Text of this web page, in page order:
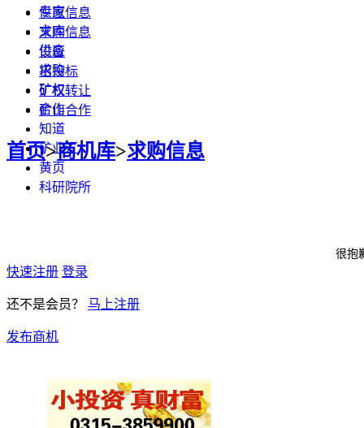
专家
文库
供应
求购
矿权
合作
知道
矿业汇
黄页
科研院所
供应信息
求购信息
设备
招投标
矿权转让
矿山合作
首页>商机库>求购信息
很抱
快速注册 登录
还不是会员？ 马上注册
发布商机